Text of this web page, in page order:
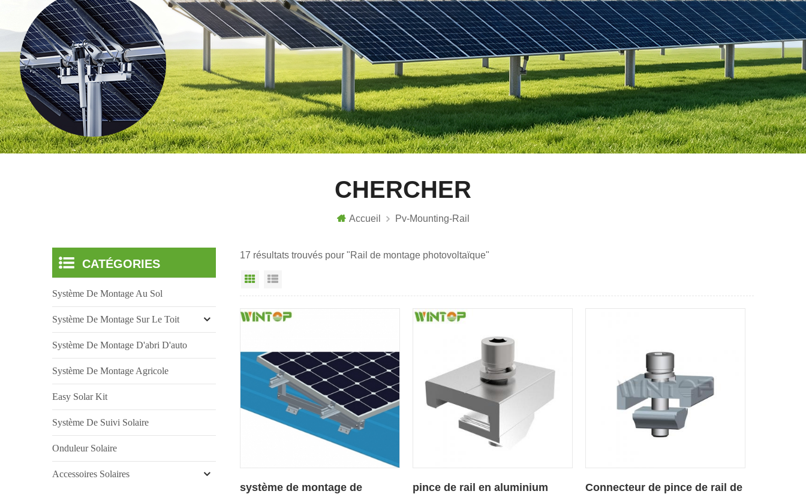
CHERCHER
Accueil Pv-Mounting-Rail
17 résultats trouvés pour "Rail de montage photovoltaïque"
Vue grille
système de montage de
pince de rail en aluminium
Connecteur de pince de rail de
CATÉGORIES
Système De Montage Au Sol
Système De Montage Sur Le Toit
Système De Montage D'abri D'auto
Système De Montage Agricole
Easy Solar Kit
Système De Suivi Solaire
Onduleur Solaire
Accessoires Solaires